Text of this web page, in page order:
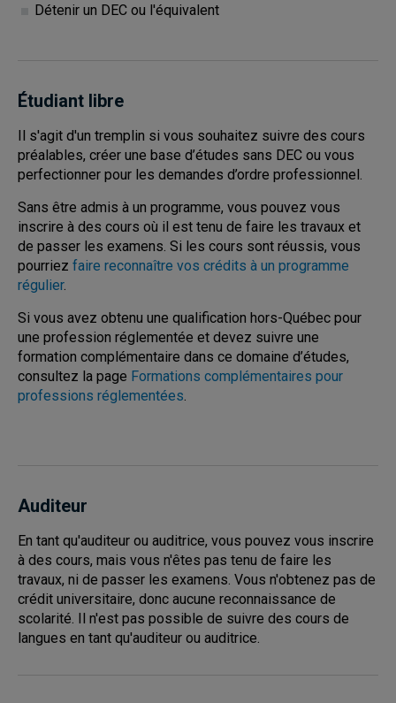
Détenir un DEC ou l'équivalent
Étudiant libre
Il s'agit d'un tremplin si vous souhaitez suivre des cours
préalables, créer une base d’études sans DEC ou vous
perfectionner pour les demandes d’ordre professionnel.
Sans être admis à un programme, vous pouvez vous
inscrire à des cours où il est tenu de faire les travaux et
de passer les examens. Si les cours sont réussis, vous
pourriez faire reconnaître vos crédits à un programme
régulier.
Si vous avez obtenu une qualification hors-Québec pour
une profession réglementée et devez suivre une
formation complémentaire dans ce domaine d’études,
consultez la page Formations complémentaires pour
professions réglementées.
Auditeur
En tant qu'auditeur ou auditrice, vous pouvez vous inscrire
à des cours, mais vous n'êtes pas tenu de faire les
travaux, ni de passer les examens. Vous n'obtenez pas de
crédit universitaire, donc aucune reconnaissance de
scolarité. Il n'est pas possible de suivre des cours de
langues en tant qu'auditeur ou auditrice.